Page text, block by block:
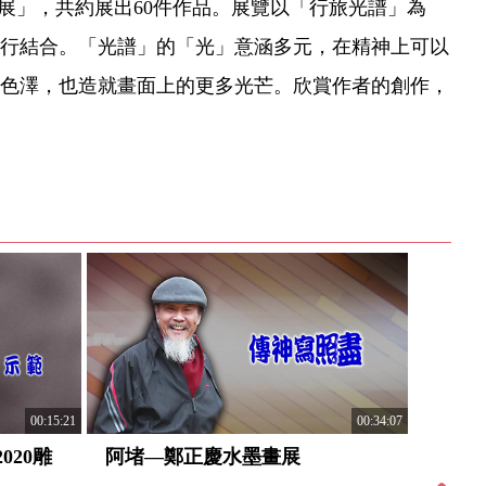
」，共約展出60件作品。展覽以「行旅光譜」為
結合。「光譜」的「光」意涵多元，在精神上可以
澤，也造就畫面上的更多光芒。欣賞作者的創作，
00:15:21
雕
00:34:07
阿堵—鄭正慶水墨畫展
陶藝